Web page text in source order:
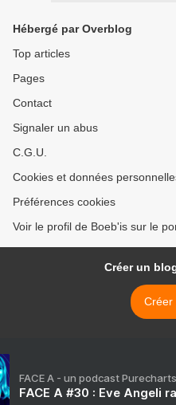
Hébergé par Overblog
Top articles
Pages
Contact
Signaler un abus
C.G.U.
Cookies et données
Préférences cookies
Voir le profil de Boeb'is sur le
Créer un
Créer
FACE A - un podcast Purecharts
FACE A #30 : Eve Angeli